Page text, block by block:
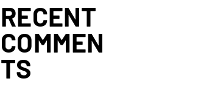
RECENT
COMMEN
TS